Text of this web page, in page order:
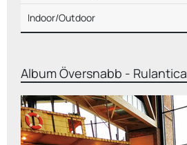
Indoor/Outdoor
AlbumÖversnabb - Rulantica